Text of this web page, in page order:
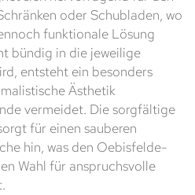
oder Schubladen, wo
funktionale Lösung
bündig in die jeweilige
entsteht ein besonders
Ästhetik
vermeidet. Die sorgfältige
für einen sauberen
hin, was den Oebisfelde-
Wahl für anspruchsvolle